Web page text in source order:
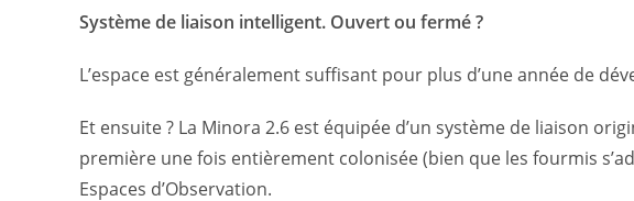
Système de liaison intelligent. Ouvert ou fermé ?
L’espace est généralement suffisant pour plus d’une année de
Et ensuite ? La Minora 2.6 est équipée d’un système de liaison
première une fois entièrement colonisée (bien que les fourmis
Espaces d’Observation.